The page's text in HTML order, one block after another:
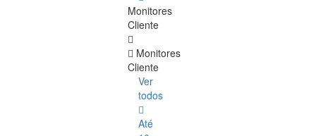
Monitores
Cliente
Monitores
Cliente
Ver
todos
Até